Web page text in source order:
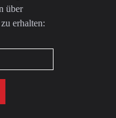
über
erhalten: